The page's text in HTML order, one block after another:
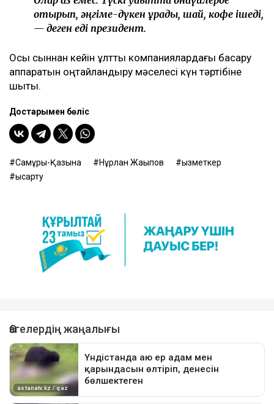
отырып, әңгіме-дүкен құрады, шай, кофе ішеді,
— деген еді президент.
Осы сыннан кейін ұлттық компаниялардағы басқару
аппаратын оңтайландыру мәселесі күн тәртібіне
шықты.
Достарыңмен бөліс
Самұрық-Қазына Нұрлан Жақыпов
қызметкер
қысқарту